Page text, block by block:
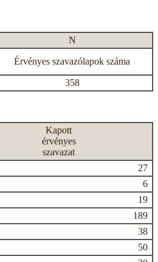
N
Érvényes szavazólapok száma
358
Kapott
érvényes
szavazat
27
6
19
189
38
50